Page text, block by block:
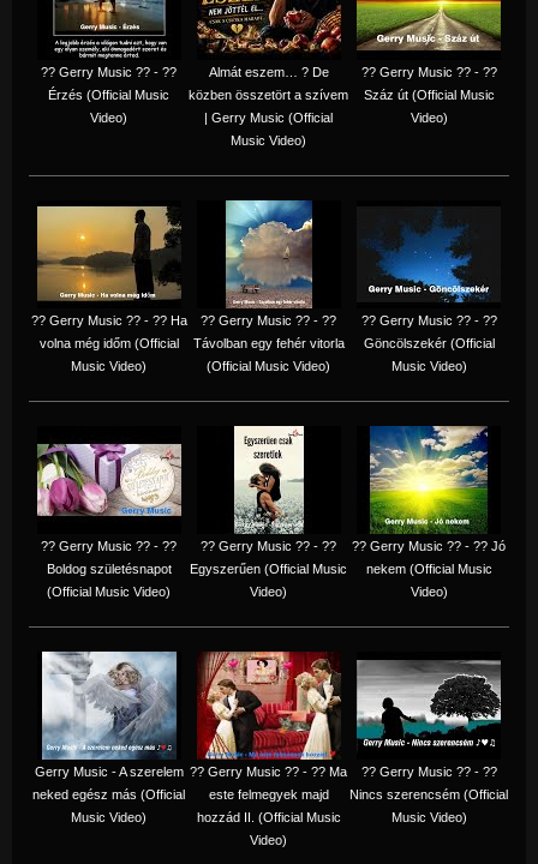
?? Gerry Music ?? - ??
Érzés (Official Music
Video)
Almát eszem… ? De
közben összetört a szívem
| Gerry Music (Official
Music Video)
?? Gerry Music ?? - ??
Száz út (Official Music
Video)
?? Gerry Music ?? - ?? Ha
volna még időm (Official
Music Video)
?? Gerry Music ?? - ??
Távolban egy fehér vitorla
(Official Music Video)
?? Gerry Music ?? - ??
Göncölszekér (Official
Music Video)
?? Gerry Music ?? - ??
Boldog születésnapot
(Official Music Video)
?? Gerry Music ?? - ??
Egyszerűen (Official Music
Video)
?? Gerry Music ?? - ?? Jó
nekem (Official Music
Video)
Gerry Music - A szerelem
neked egész más (Official
Music Video)
?? Gerry Music ?? - ?? Ma
este felmegyek majd
hozzád II. (Official Music
Video)
?? Gerry Music ?? - ??
Nincs szerencsém (Official
Music Video)